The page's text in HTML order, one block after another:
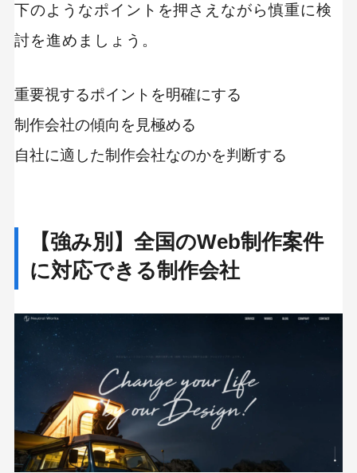
下のようなポイントを押さえながら慎重に検
討を進めましょう。
重要視するポイントを明確にする
制作会社の傾向を見極める
自社に適した制作会社なのかを判断する
【強み別】全国のWeb制作案件
に対応できる制作会社